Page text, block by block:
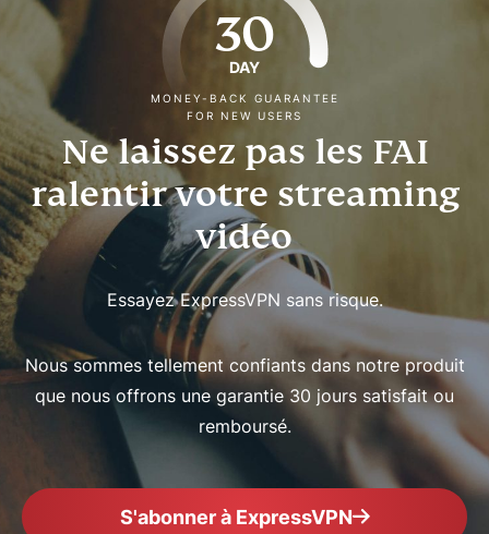
30
DAY
MONEY-BACK GUARANTEE
FOR NEW USERS
Ne laissez pas les FAI
ralentir votre streaming
vidéo
Essayez ExpressVPN sans risque.
Nous sommes tellement confiants dans notre produit
que nous offrons une garantie 30 jours satisfait ou
remboursé.
S'abonner à ExpressVPN